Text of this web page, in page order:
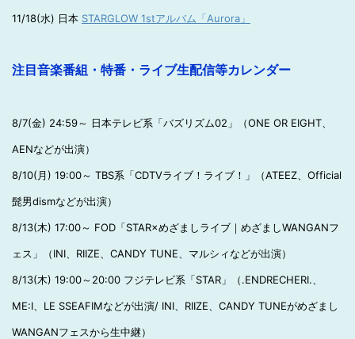
11/18(水) 日本 STARGLOW 1stアルバム「Aurora」
注目音楽番組・特番・ライブ生配信等カレンダー
8/7(金) 24:59～ 日本テレビ系「バズリズム02」（ONE OR EIGHT、
AENなどが出演）
8/10(月) 19:00～ TBS系「CDTVライブ！ライブ！」（ATEEZ、Official
髭男dismなどが出演）
8/13(木) 17:00～ FOD「STAR×めざましライブ｜めざましWANGANフ
ェス」（INI、RIIZE、CANDY TUNE、マルシィなどが出演）
8/13(木) 19:00～20:00 フジテレビ系「STAR」（.ENDRECHERI.、
ME:I、LE SSEAFIMなどが出演/ INI、RIIZE、CANDY TUNEがめざまし
WANGANフェスから生中継）